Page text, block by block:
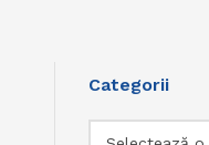
Categorii